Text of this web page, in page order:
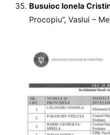
Busuioc Ionela
Procopiu”, Vaslui –